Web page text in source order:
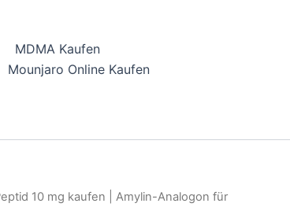
MDMA Kaufen
Mounjaro Online Kaufen
10 mg kaufen | Amylin-Analogon für